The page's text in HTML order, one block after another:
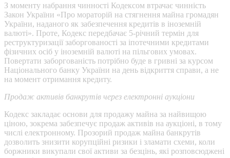
З моменту набрання чинності Кодексом втрачає чинність
Закон України «Про мораторій на стягнення майна громадян
України, наданого як забезпечення кредитів в іноземній
валюті». Проте, Кодекс передбачає 5-річний термін для
реструктуризації заборгованості за іпотечними кредитами
фізичних осіб у іноземній валюті на пільгових умовах.
Повертати заборгованість потрібно буде в гривні за курсом
Національного банку України на день відкриття справи, а не
на момент отримання кредиту.
Продаж активів банкрутів через електронні аукціони
Кодекс закладає основи для продажу майна за найвищою
ціною, зокрема забезпечує продаж активів на аукціоні, в тому
числі електронному. Прозорий продаж майна банкрутів
дозволить знизити корупційні ризики і зламати схеми, коли
боржники викупали свої активи за безцінь, які розповсюджені